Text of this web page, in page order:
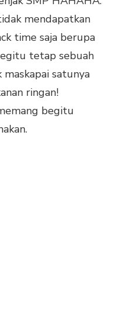
mendapatkan
time saja berupa
tetap sebuah
maskapai satunya
ringan!
begitu